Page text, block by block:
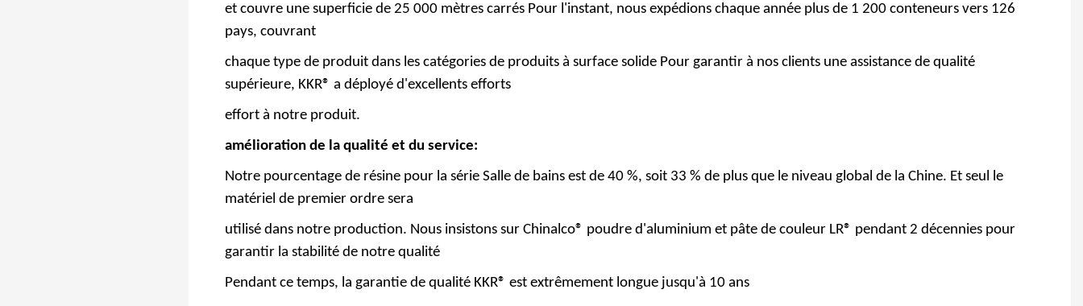
et couvre une superficie de 25 000 mètres carrés Pour l'instant, nous expédions chaque année plus de 1 200 conteneurs vers 126
pays, couvrant
chaque type de produit dans les catégories de produits à surface solide Pour garantir à nos clients une assistance de qualité
supérieure, KKR® a déployé d'excellents efforts
effort à notre produit.
amélioration de la qualité et du service:
Notre pourcentage de résine pour la série Salle de bains est de 40 %, soit 33 % de plus que le niveau global de la Chine. Et seul le
matériel de premier ordre sera
utilisé dans notre production. Nous insistons sur Chinalco® poudre d'aluminium et pâte de couleur LR® pendant 2 décennies pour
garantir la stabilité de notre qualité
Pendant ce temps, la garantie de qualité KKR® est extrêmement longue jusqu'à 10 ans